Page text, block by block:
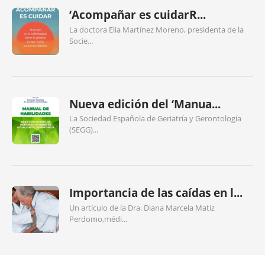
‘Acompañar es cuidarR...
La doctora Elia Martínez Moreno, presidenta de la
Socie...
Nueva edición del ‘Manua...
La Sociedad Española de Geriatría y Gerontología
(SEGG)...
Importancia de las caídas en l...
Un artículo de la Dra. Diana Marcela Matiz
Perdomo,médi...